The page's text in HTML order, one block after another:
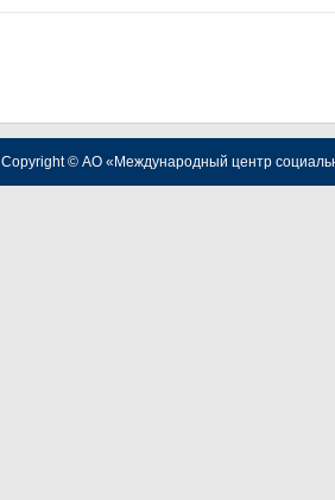
Copyright © АО «Международный центр